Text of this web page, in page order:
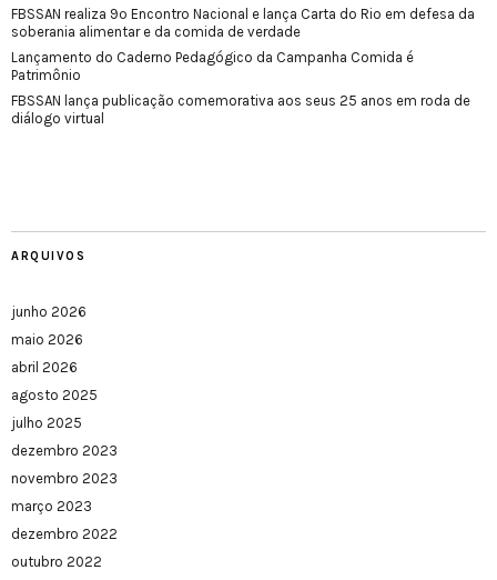
FBSSAN realiza 9º Encontro Nacional e lança Carta do Rio em defesa da
soberania alimentar e da comida de verdade
Lançamento do Caderno Pedagógico da Campanha Comida é
Patrimônio
FBSSAN lança publicação comemorativa aos seus 25 anos em roda de
diálogo virtual
ARQUIVOS
junho 2026
maio 2026
abril 2026
agosto 2025
julho 2025
dezembro 2023
novembro 2023
março 2023
dezembro 2022
outubro 2022